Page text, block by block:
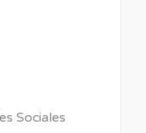
Sociales